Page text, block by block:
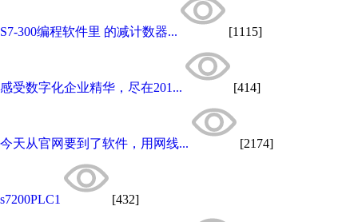
S7-300编程软件里 的减计数器... [1115]
感受数字化企业精华，尽在201... [414]
今天从官网要到了软件，用网线... [2174]
s7200PLC1 [432]